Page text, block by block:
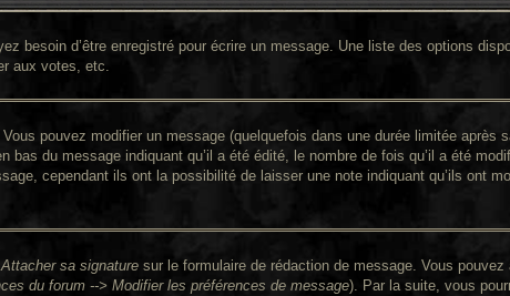
besoin d’être enregistré pour écrire un message. Une liste des options
aux votes, etc.
pouvez modifier un message (quelquefois dans une durée limitée après
du message indiquant qu’il a été édité, le nombre de fois qu’il a été
cependant ils ont la possibilité de laisser une note indiquant qu’ils ont
Attacher sa signature sur le formulaire de rédaction de message. Vous
du forum --> Modifier les préférences de message). Par la suite, vous